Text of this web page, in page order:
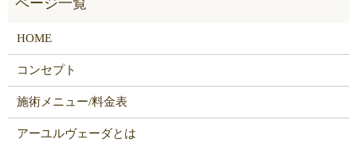
HOME
コンセプト
施術メニュー/料金表
アーユルヴェーダとは